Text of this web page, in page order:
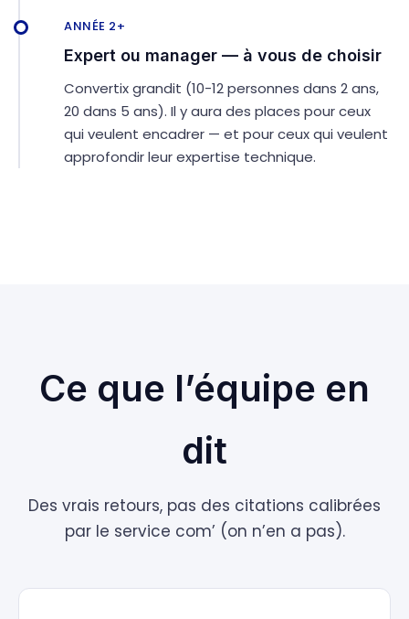
ANNÉE 2+
Expert ou manager — à vous de choisir
Convertix grandit (10-12 personnes dans 2 ans,
20 dans 5 ans). Il y aura des places pour ceux
qui veulent encadrer — et pour ceux qui veulent
approfondir leur expertise technique.
Ce que l’équipe en
dit
Des vrais retours, pas des citations calibrées
par le service com’ (on n’en a pas).